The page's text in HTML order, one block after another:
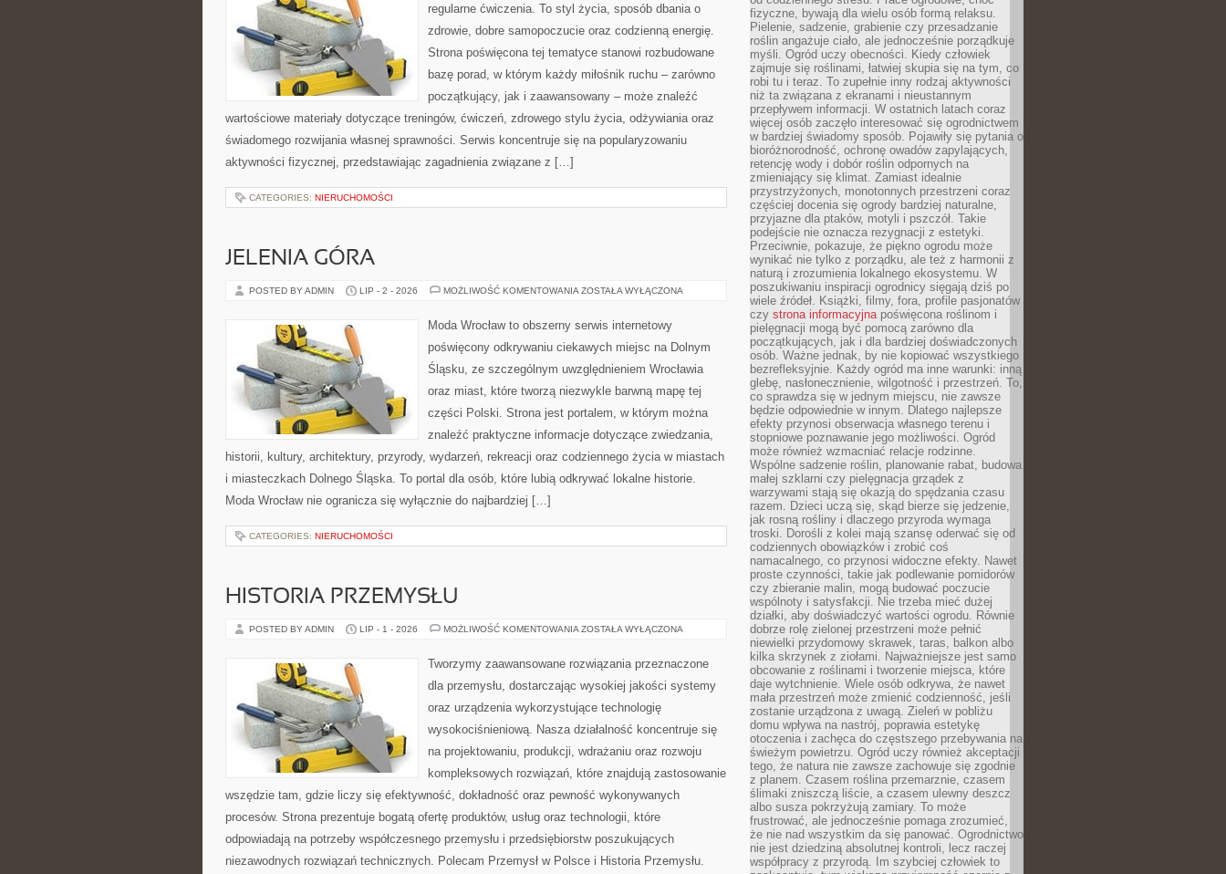
regularne ćwiczenia. To styl życia, sposób dbania o
zdrowie, dobre samopoczucie oraz codzienną energię.
Strona poświęcona tej tematyce stanowi rozbudowane
bazę porad, w którym każdy miłośnik ruchu – zarówno
początkujący, jak i zaawansowany – może znaleźć
wartościowe materiały dotyczące treningów, ćwiczeń, zdrowego stylu życia, odżywiania oraz
świadomego rozwijania własnej sprawności. Serwis koncentruje się na popularyzowaniu
aktywności fizycznej, przedstawiając zagadnienia związane z […]
CATEGORIES: NIERUCHOMOŚCI
JELENIA GÓRA
POSTED BY ADMIN LIP - 2 - 2026 MOŻLIWOŚĆ KOMENTOWANIA JELENIA
ZOSTAŁA WYŁĄCZONA
Moda Wrocław to obszerny serwis internetowy
poświęcony odkrywaniu ciekawych miejsc na Dolnym
Śląsku, ze szczególnym uwzględnieniem Wrocławia
oraz miast, które tworzą niezwykle barwną mapę tej
części Polski. Strona jest portalem, w którym można
znaleźć praktyczne informacje dotyczące zwiedzania,
historii, kultury, architektury, przyrody, wydarzeń, rekreacji oraz codziennego życia w miastach
i miasteczkach Dolnego Śląska. To portal dla osób, które lubią odkrywać lokalne historie.
Moda Wrocław nie ogranicza się wyłącznie do najbardziej […]
CATEGORIES: NIERUCHOMOŚCI
HISTORIA PRZEMYSŁU
POSTED BY ADMIN LIP - 1 - 2026 MOŻLIWOŚĆ KOMENTOWANIA HISTORIA
ZOSTAŁA WYŁĄCZONA
Tworzymy zaawansowane rozwiązania przeznaczone
dla przemysłu, dostarczając wysokiej jakości systemy
oraz urządzenia wykorzystujące technologię
wysokociśnieniową. Nasza działalność koncentruje się
na projektowaniu, produkcji, wdrażaniu oraz rozwoju
kompleksowych rozwiązań, które znajdują zastosowanie
wszędzie tam, gdzie liczy się efektywność, dokładność oraz pewność wykonywanych
procesów. Strona prezentuje bogatą ofertę produktów, usług oraz technologii, które
odpowiadają na potrzeby współczesnego przemysłu i przedsiębiorstw poszukujących
niezawodnych rozwiązań technicznych. Polecam Przemysł w Polsce i Historia Przemysłu.
fizyczne, bywają dla wielu osób formą relaksu.
Pielenie, sadzenie, grabienie czy przesadzanie
roślin angażuje ciało, ale jednocześnie porządkuje
myśli. Ogród uczy obecności. Kiedy człowiek
zajmuje się roślinami, łatwiej skupia się na tym, co
robi tu i teraz. To zupełnie inny rodzaj aktywności
niż ta związana z ekranami i nieustannym
przepływem informacji. W ostatnich latach coraz
więcej osób zaczęło interesować się ogrodnictwem
w bardziej świadomy sposób. Pojawiły się pytania o
bioróżnorodność, ochronę owadów zapylających,
retencję wody i dobór roślin odpornych na
zmieniający się klimat. Zamiast idealnie
przystrzyżonych, monotonnych przestrzeni coraz
częściej docenia się ogrody bardziej naturalne,
przyjazne dla ptaków, motyli i pszczół. Takie
podejście nie oznacza rezygnacji z estetyki.
Przeciwnie, pokazuje, że piękno ogrodu może
wynikać nie tylko z porządku, ale też z harmonii z
naturą i zrozumienia lokalnego ekosystemu. W
poszukiwaniu inspiracji ogrodnicy sięgają dziś po
wiele źródeł. Książki, filmy, fora, profile pasjonatów
czy strona informacyjnapoświęcona roślinom i
pielęgnacji mogą być pomocą zarówno dla
początkujących, jak i dla bardziej doświadczonych
osób. Ważne jednak, by nie kopiować wszystkiego
bezrefleksyjnie. Każdy ogród ma inne warunki: inną
glebę, nasłonecznienie, wilgotność i przestrzeń. To,
co sprawdza się w jednym miejscu, nie zawsze
będzie odpowiednie w innym. Dlatego najlepsze
efekty przynosi obserwacja własnego terenu i
stopniowe poznawanie jego możliwości. Ogród
może również wzmacniać relacje rodzinne.
Wspólne sadzenie roślin, planowanie rabat, budowa
małej szklarni czy pielęgnacja grządek z
warzywami stają się okazją do spędzania czasu
razem. Dzieci uczą się, skąd bierze się jedzenie,
jak rosną rośliny i dlaczego przyroda wymaga
troski. Dorośli z kolei mają szansę oderwać się od
codziennych obowiązków i zrobić coś
namacalnego, co przynosi widoczne efekty. Nawet
proste czynności, takie jak podlewanie pomidorów
czy zbieranie malin, mogą budować poczucie
wspólnoty i satysfakcji. Nie trzeba mieć dużej
działki, aby doświadczyć wartości ogrodu. Równie
dobrze rolę zielonej przestrzeni może pełnić
niewielki przydomowy skrawek, taras, balkon albo
kilka skrzynek z ziołami. Najważniejsze jest samo
obcowanie z roślinami i tworzenie miejsca, które
daje wytchnienie. Wiele osób odkrywa, że nawet
mała przestrzeń może zmienić codzienność, jeśli
zostanie urządzona z uwagą. Zieleń w pobliżu
domu wpływa na nastrój, poprawia estetykę
otoczenia i zachęca do częstszego przebywania na
świeżym powietrzu. Ogród uczy również akceptacji
tego, że natura nie zawsze zachowuje się zgodnie
z planem. Czasem roślina przemarznie, czasem
ślimaki zniszczą liście, a czasem ulewny deszcz
albo susza pokrzyżują zamiary. To może
frustrować, ale jednocześnie pomaga zrozumieć,
że nie nad wszystkim da się panować. Ogrodnictwo
nie jest dziedziną absolutnej kontroli, lecz raczej
współpracy z przyrodą. Im szybciej człowiek to